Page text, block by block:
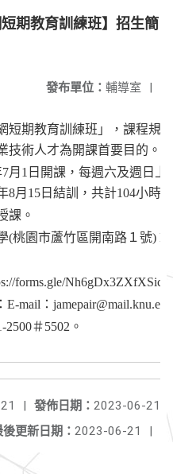
期教育訓練班】招生簡
發布單位： 輔導室 |
短期教育訓練班」，課程規
技術人才為開課首要目的。
月1日開課，每週六及週日上
8月15日結訓，共計104小時。
課。
(桃園市蘆竹區開南路１號)
forms.gle/
mail：
＃5502。
發佈日期： 2023-06-21
|
後更新日期： 2023-06-21 |